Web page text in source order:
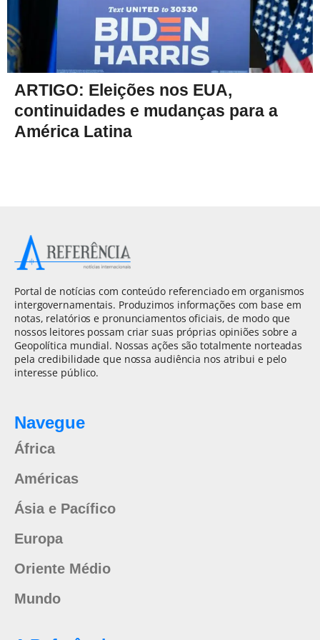
ARTIGO: Eleições nos EUA,
continuidades e mudanças para a
América Latina
Portal de notícias com conteúdo referenciado em organismos
intergovernamentais. Produzimos informações com base em
notas, relatórios e pronunciamentos oficiais, de modo que
nossos leitores possam criar suas próprias opiniões sobre a
Geopolítica mundial. Nossas ações são totalmente norteadas
pela credibilidade que nossa audiência nos atribui e pelo
interesse público.
Navegue
África
Américas
Ásia e Pacífico
Europa
Oriente Médio
Mundo